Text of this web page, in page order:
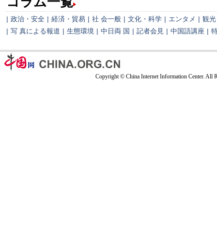
| 政治・安全 | 経済・貿易 | 社 会一般 | 文化・科学 | エンタメ | 観光
| 写 真による報道 | 生態環境 | 中日両 国 | 記者会見 | 中国語講座 |